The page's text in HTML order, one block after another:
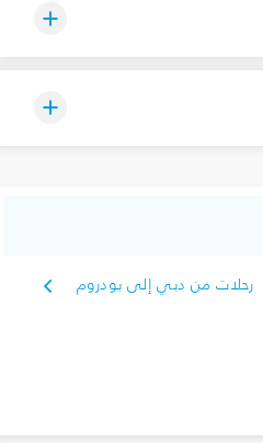
رحلات من دبي إلى بودروم